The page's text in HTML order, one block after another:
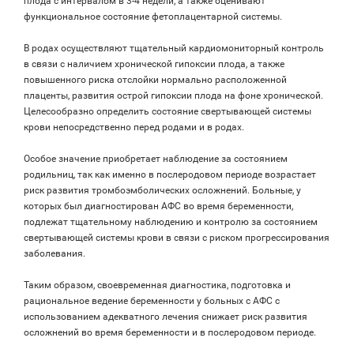
функциональное состояние фетоплацентарной системы.
В родах осуществляют тщательный кардиомониторный контроль
в связи с наличием хронической гипоксии плода, а также
повышенного риска отслойки нормально расположенной
плаценты, развития острой гипоксии плода на фоне хронической.
Целесообразно определить состояние свертывающей системы
крови непосредственно перед родами и в родах.
Особое значение приобретает наблюдение за состоянием
родильниц, так как именно в послеродовом периоде возрастает
риск развития тромбоэмболических осложнений. Больные, у
которых был диагностирован АФС во время беременности,
подлежат тщательному наблюдению и контролю за состоянием
свертывающей системы крови в связи с риском прогрессирования
заболевания.
Таким образом, своевременная диагностика, подготовка и
рациональное ведение беременности у больных с АФС с
использованием адекватного лечения снижает риск развития
осложнений во время беременности и в послеродовом периоде.